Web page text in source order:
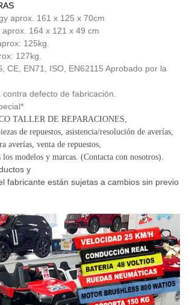
aprox. 161 x 125 x 70cm
164 x 121 x 49 cm
125kg.
127kg.
CE, EN71, ISO, EN62115 Aprobado por la
defecto de fabricación.
TALLER DE REPARACIONES,
de repuestos, asistencia/resolución de averías,
averías, venta de repuestos,
los modelos y marcas. (Contacta con nosotros).
y
fabricante están sujetas a cambios sin previo